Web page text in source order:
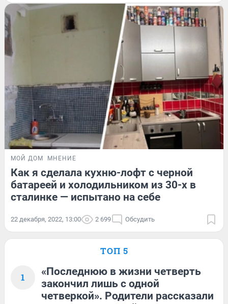
МОЙ ДОМ МНЕНИЕ
Как я сделала кухню-лофт с черной
батареей и холодильником из 30-х в
сталинке — испытано на себе
22 декабря, 2022, 13:00 2 699 Обсудить
ТОП 5
1
«Последнюю в жизни четверть
закончил лишь с одной
четверкой». Родители рассказали